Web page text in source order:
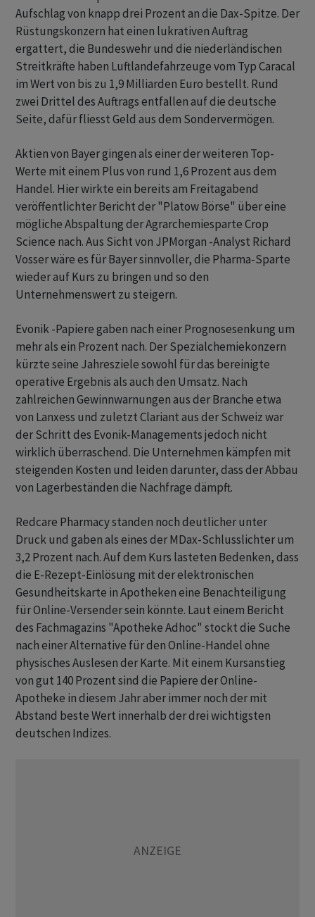
Aufschlag von knapp drei Prozent an die Dax-Spitze. Der
Rüstungskonzern hat einen lukrativen Auftrag
ergattert, die Bundeswehr und die niederländischen
Streitkräfte haben Luftlandefahrzeuge vom Typ Caracal
im Wert von bis zu 1,9 Milliarden Euro bestellt. Rund
zwei Drittel des Auftrags entfallen auf die deutsche
Seite, dafür fliesst Geld aus dem Sondervermögen.
Aktien von Bayer gingen als einer der weiteren Top-
Werte mit einem Plus von rund 1,6 Prozent aus dem
Handel. Hier wirkte ein bereits am Freitagabend
veröffentlichter Bericht der "Platow Börse" über eine
mögliche Abspaltung der Agrarchemiesparte Crop
Science nach. Aus Sicht von JPMorgan -Analyst Richard
Vosser wäre es für Bayer sinnvoller, die Pharma-Sparte
wieder auf Kurs zu bringen und so den
Unternehmenswert zu steigern.
Evonik -Papiere gaben nach einer Prognosesenkung um
mehr als ein Prozent nach. Der Spezialchemiekonzern
kürzte seine Jahresziele sowohl für das bereinigte
operative Ergebnis als auch den Umsatz. Nach
zahlreichen Gewinnwarnungen aus der Branche etwa
von Lanxess und zuletzt Clariant aus der Schweiz war
der Schritt des Evonik-Managements jedoch nicht
wirklich überraschend. Die Unternehmen kämpfen mit
steigenden Kosten und leiden darunter, dass der Abbau
von Lagerbeständen die Nachfrage dämpft.
Redcare Pharmacy standen noch deutlicher unter
Druck und gaben als eines der MDax-Schlusslichter um
3,2 Prozent nach. Auf dem Kurs lasteten Bedenken, dass
die E-Rezept-Einlösung mit der elektronischen
Gesundheitskarte in Apotheken eine Benachteiligung
für Online-Versender sein könnte. Laut einem Bericht
des Fachmagazins "Apotheke Adhoc" stockt die Suche
nach einer Alternative für den Online-Handel ohne
physisches Auslesen der Karte. Mit einem Kursanstieg
von gut 140 Prozent sind die Papiere der Online-
Apotheke in diesem Jahr aber immer noch der mit
Abstand beste Wert innerhalb der drei wichtigsten
deutschen Indizes.